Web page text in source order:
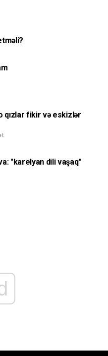
qızlar fikir və eskizlər
"karelyan dili vaşaq"